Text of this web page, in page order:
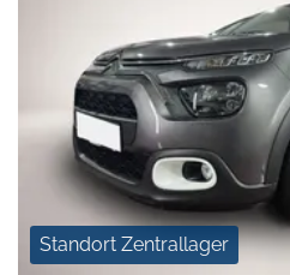
Standort Zentrallager